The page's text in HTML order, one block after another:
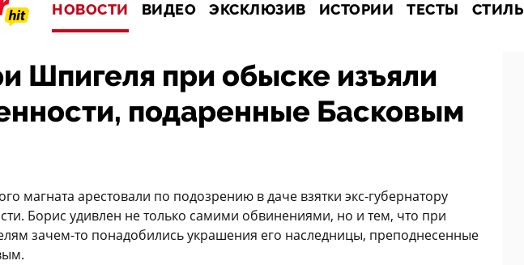
НОВОСТИ ВИДЕО ЭКСКЛЮЗИВ ИСТОРИИ ТЕСТЫ СТИЛЬ
Шпигеля при обыске изъяли
подаренные Басковым
магната арестовали по подозрению в даче взятки экс-губернатору
Борис удивлен не только самими обвинениями, но и тем, что при
зачем-то понадобились украшения его наследницы, преподнесенные